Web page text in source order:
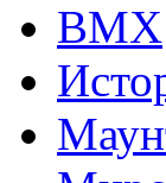
ВМХ